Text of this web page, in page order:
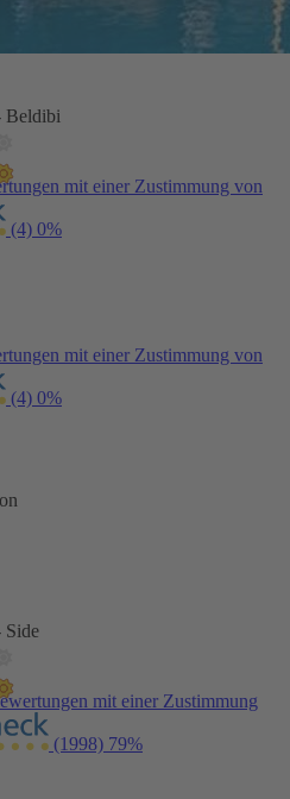
Beldibi
mit einer Zustimmung von
(4) 0%
mit einer Zustimmung von
(4) 0%
Side
mit einer Zustimmung
(1998) 79%